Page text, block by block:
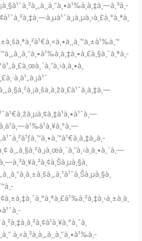
à¸„à¸§à¸²à¸¡à¸œà¸´à¸”à¸›à¸à¸•à¸´à¸—
à¸«à¸²à¸à¸„à¸¸à¸“à¸•à¹‰à¸­